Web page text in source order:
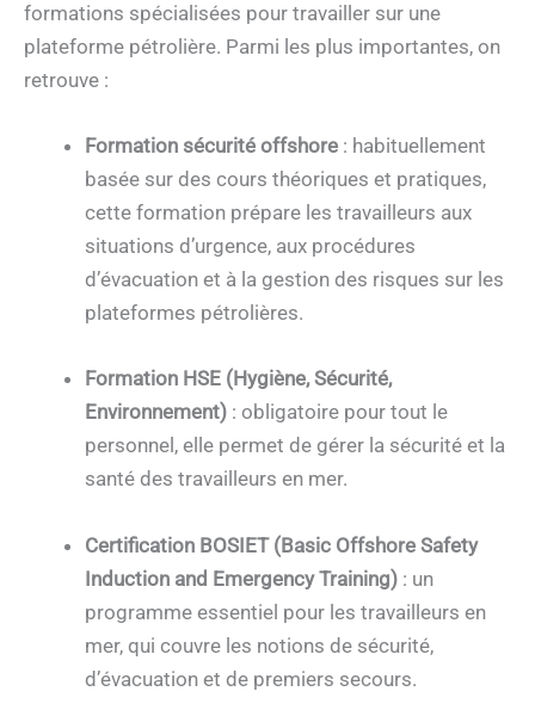
formations spécialisées pour travailler sur une
plateforme pétrolière. Parmi les plus importantes, on
retrouve :
Formation sécurité offshore : habituellement
basée sur des cours théoriques et pratiques,
cette formation prépare les travailleurs aux
situations d’urgence, aux procédures
d’évacuation et à la gestion des risques sur les
plateformes pétrolières.
Formation HSE (Hygiène, Sécurité,
Environnement) : obligatoire pour tout le
personnel, elle permet de gérer la sécurité et la
santé des travailleurs en mer.
Certification BOSIET (Basic Offshore Safety
Induction and Emergency Training) : un
programme essentiel pour les travailleurs en
mer, qui couvre les notions de sécurité,
d’évacuation et de premiers secours.